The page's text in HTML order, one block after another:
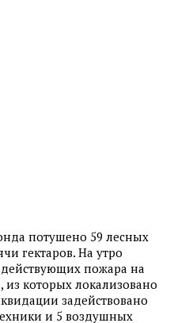
потушено 59 лесных
гектаров. На утро
действующих пожара на
из которых локализовано
задействовано
и 5 воздушных